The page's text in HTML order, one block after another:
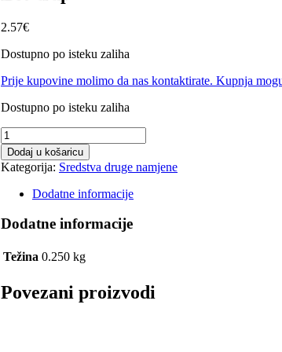
2.57€
Dostupno po isteku zaliha
Prije kupovine molimo da nas kontaktirate. Kupnja
Dostupno po isteku zaliha
Eco
trap
količina
Dodaj u košaricu
Kategorija: Sredstva druge namjene
Dodatne informacije
Dodatne informacije
Težina 0.250 kg
Povezani proizvodi